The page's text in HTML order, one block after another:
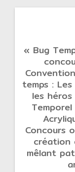
« Bug
temps :
les héros
Concours
création
mêlant